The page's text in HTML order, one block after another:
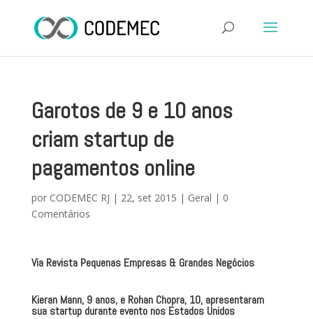
Garotos de 9 e 10 anos
criam startup de
pagamentos online
por CODEMEC RJ | 22, set 2015 | Geral | 0
Comentários
Via Revista Pequenas Empresas & Grandes Negócios
Kieran Mann, 9 anos, e Rohan Chopra, 10, apresentaram
sua startup durante evento nos Estados Unidos